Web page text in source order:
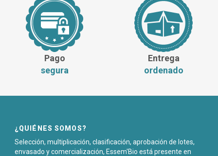
Pago
segura
Entrega
ordenado
¿QUIÉNES SOMOS?
Selección, multiplicación, clasificación, aprobación de lotes,
envasado y comercialización, Essem'Bio está presente en